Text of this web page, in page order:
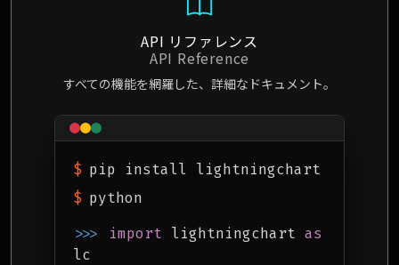
API リファレンス
API Reference
すべての機能を網羅した、詳細なドキュメント。
$ pip install lightningchart
$ python
>>>
import lightningchart as
lc